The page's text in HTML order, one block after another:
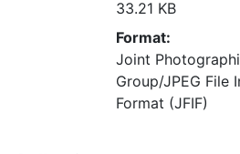
33.21 KB
Format:
Joint
Group/JPEG File
Format (JFIF)